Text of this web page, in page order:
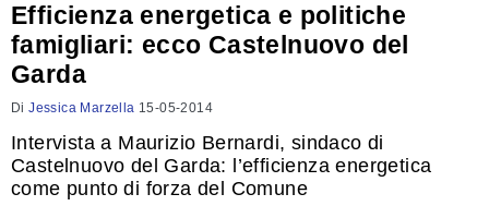
Efficienza energetica e politiche
famigliari: ecco Castelnuovo del
Garda
DiJessica Marzella 15-05-2014
Intervista a Maurizio Bernardi, sindaco di
Castelnuovo del Garda: l’efficienza energetica
come punto di forza del Comune